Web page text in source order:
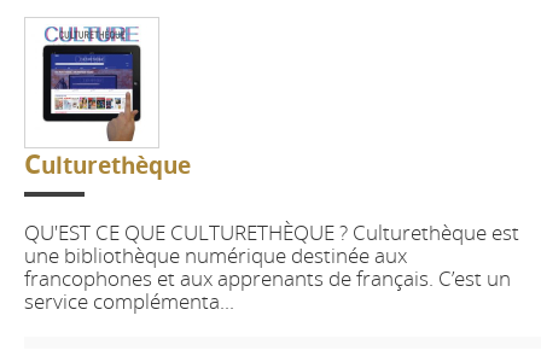
Culturethèque
QU'EST CE QUE CULTURETHÈQUE ? Culturethèque est
une bibliothèque numérique destinée aux
francophones et aux apprenants de français. C’est un
service complémenta...